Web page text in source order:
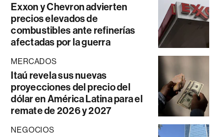
Exxon y Chevron advierten
precios elevados de
combustibles ante refinerías
afectadas por la guerra
MERCADOS
Itaú revela sus nuevas
proyecciones del precio del
dólar en América Latina para el
remate de 2026 y 2027
NEGOCIOS